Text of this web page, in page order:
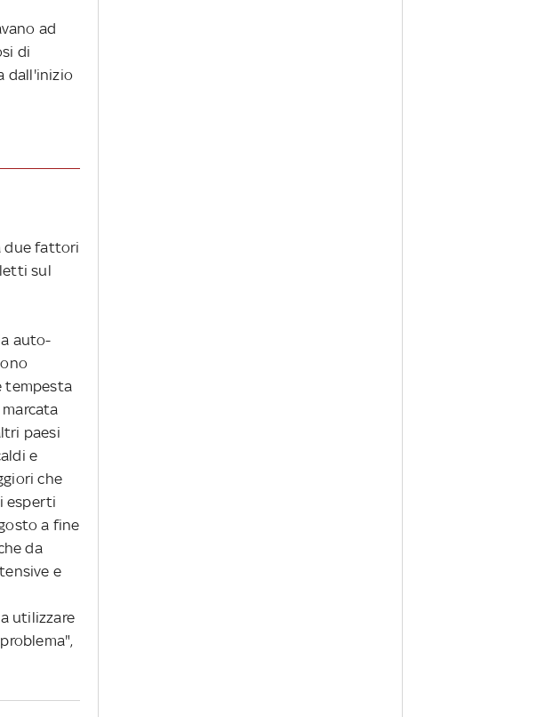
ad
di
dall'inizio
due fattori
sul
auto-
tempesta
paesi
e
che
esperti
a fine
da
e
utilizzare